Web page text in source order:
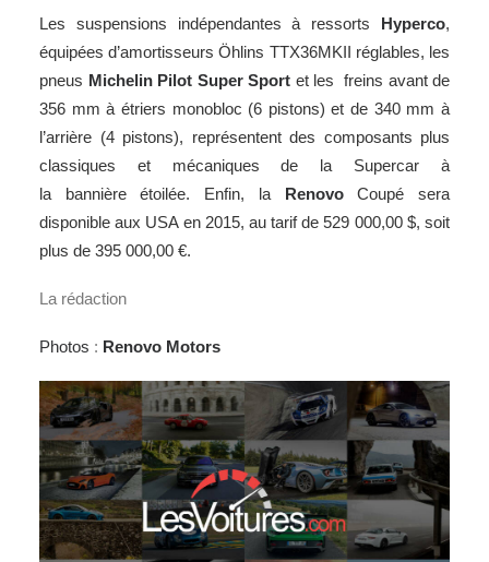
Les suspensions indépendantes à ressorts Hyperco,
équipées d’amortisseurs Öhlins TTX36MKII réglables, les
pneus Michelin Pilot Super Sport et les freins avant de
356 mm à étriers monobloc (6 pistons) et de 340 mm à
l’arrière (4 pistons), représentent des composants plus
classiques et mécaniques de la Supercar à
la bannière étoilée. Enfin, la RenovoCoupé sera
disponible aux USA en 2015, au tarif de 529 000,00 $, soit
plus de 395 000,00 €.
La rédaction
Photos : Renovo Motors